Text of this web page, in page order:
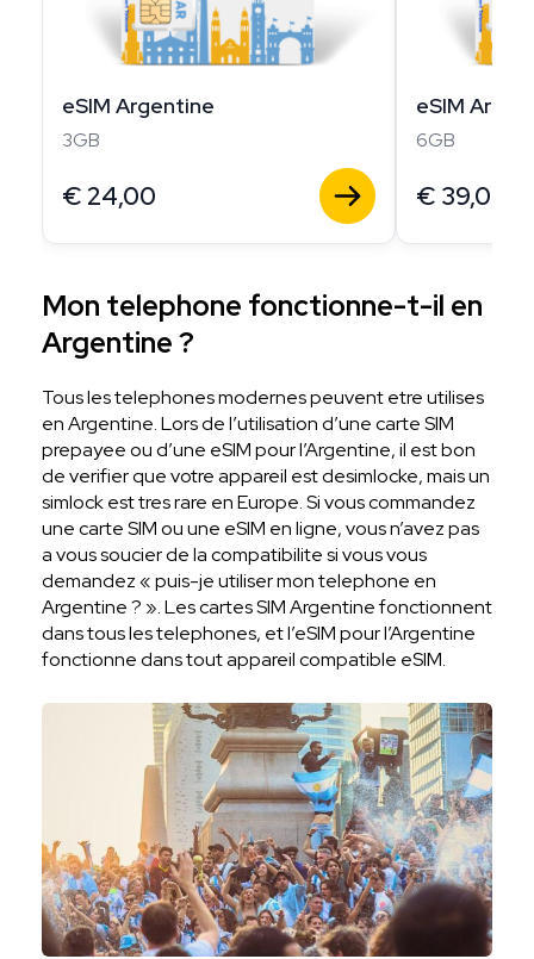
eSIM Argentine
3GB
€ 24,00
eSIM
6GB
€ 39,00
Mon telephone fonctionne-t-il en
Argentine ?
Tous les telephones modernes peuvent etre utilises
en Argentine. Lors de l’utilisation d’une carte SIM
prepayee ou d’une eSIM pour l’Argentine, il est bon
de verifier que votre appareil est desimlocke, mais un
simlock est tres rare en Europe. Si vous commandez
une carte SIM ou une eSIM en ligne, vous n’avez pas
a vous soucier de la compatibilite si vous vous
demandez « puis-je utiliser mon telephone en
Argentine ? ». Les cartes SIM Argentine fonctionnent
dans tous les telephones, et l’eSIM pour l’Argentine
fonctionne dans tout appareil compatible eSIM.